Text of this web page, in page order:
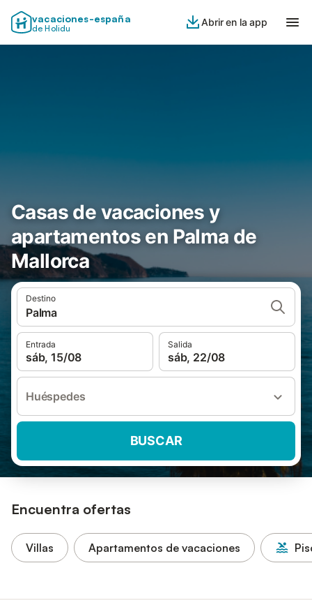
vacaciones-españa
de Holidu
Abrir en la app
Casas de vacaciones y
apartamentos en Palma de
Mallorca
Destino
Palma
Entrada
sáb, 15/08
Salida
sáb, 22/08
Huéspedes
BUSCAR
Encuentra ofertas
Villas Apartamentos de vacaciones